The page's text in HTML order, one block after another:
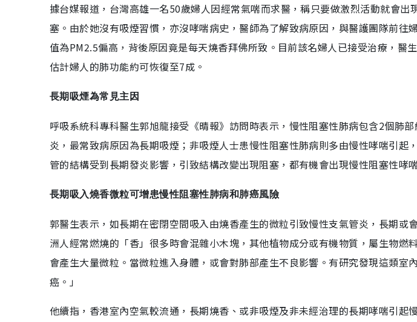
據台媒報道，台灣高雄一名50歲婦人因經常氣喘而求醫，稱只要做激烈活動就會出
塞。由於她沒有吸煙習慣，亦沒哮喘病史，醫師為了解致病原因，與醫護團隊前往
值為PM2.5偏高，背後原因竟是每天燒香拜佛所致。目前該名婦人已接受治療，醫
估計婦人的肺功能約可恢復至7成。
長期吸煙為常見主因
呼吸系統科專科醫生郭旭龍接受《晴報》訪問時表示，慢性阻塞性肺病包含2個肺
炎，最常致病原因為長期吸煙；非吸煙人士患慢性阻塞性肺病則多由慢性哮喘引起
管的結構受到長期發炎影響，引致結構改變出現阻塞，都有機會出現慢性阻塞性哮喘
長期吸入燒香微粒可增患慢性阻塞性肺病和肺癌風險
郭醫生表示，如長期在密閉空間吸入由燒香產生的微粒引致慢性支氣管炎，長期或
洲人經常燃燒的「香」很多時會混雜小木塊，其他植物成分或有機物質，屬生物燃
會產生大量微粒。當微粒進入身體，或會對肺部產生不良影響。有研究發現這類室
癌。」
他續指，香港室內空氣較流通，長期燒香、或非吸煙及非未經治理的長期哮喘引起